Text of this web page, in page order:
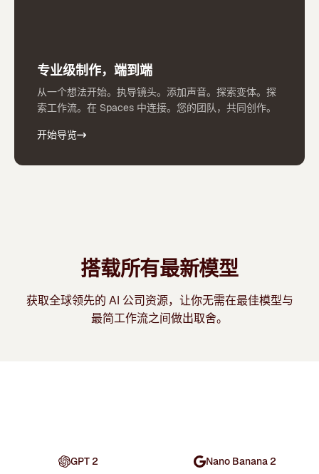
专业级制作，端到端
从一个想法开始。执导镜头。添加声音。探索变体。探
索工作流。在 Spaces 中连接。您的团队，共同创作。
开始导览
搭载所有最新模型
获取全球领先的 AI 公司资源，让你无需在最佳模型与
最简工作流之间做出取舍。
GPT 2 Nano Banana 2